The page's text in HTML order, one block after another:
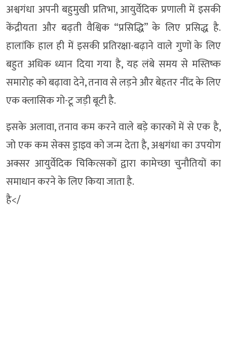
अश्वगंधा अपनी बहुमुखी प्रतिभा, आयुर्वेदिक प्रणाली में इसकी
केंद्रीयता और बढ़ती वैश्विक “प्रसिद्धि” के लिए प्रसिद्ध है.
हालांकि हाल ही में इसकी प्रतिरक्षा-बढ़ाने वाले गुणों के लिए
बहुत अधिक ध्यान दिया गया है, यह लंबे समय से मस्तिष्क
समारोह को बढ़ावा देने, तनाव से लड़ने और बेहतर नींद के लिए
एक क्लासिक गो-टू जड़ी बूटी है.
इसके अलावा, तनाव कम करने वाले बड़े कारकों में से एक है,
जो एक कम सेक्स ड्राइव को जन्म देता है, अश्वगंधा का उपयोग
अक्सर आयुर्वेदिक चिकित्सकों द्वारा कामेच्छा चुनौतियों का
समाधान करने के लिए किया जाता है.
है</